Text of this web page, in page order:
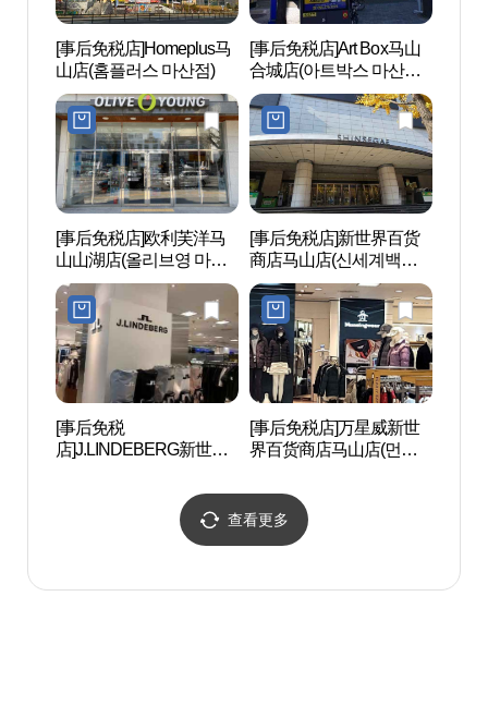
[事后免税店]Homeplus马
山店(홈플러스 마산점)
[事后免税店]Art Box马山
合城店(아트박스 마산합
성점)
[事后免税店]欧利芙洋马
山山湖店(올리브영 마산
산호점)
[事后免税店]新世界百货
商店马山店(신세계백화
점 마산점)
[事后免税
店]J.LINDEBERG新世界
드버그 신세계백화점 마
[事后免税店]万星威新世
界百货商店马山店(먼싱
점)
查看更多